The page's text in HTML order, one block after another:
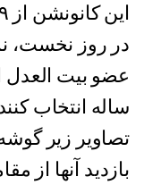
عضو بیت العدل
ساله انتخاب
تصاویر زیر
بازدید آنها از